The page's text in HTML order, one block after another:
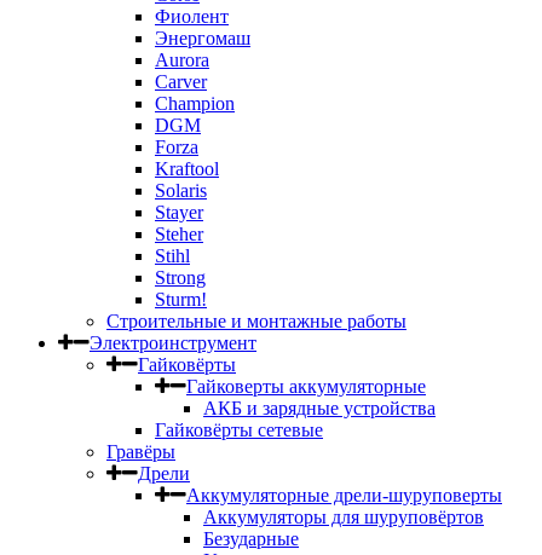
Фиолент
Энергомаш
Aurora
Carver
Champion
DGM
Forza
Kraftool
Solaris
Stayer
Steher
Stihl
Strong
Sturm!
Строительные и монтажные работы
Электроинструмент
Гайковёрты
Гайковерты аккумуляторные
АКБ и зарядные устройства
Гайковёрты сетевые
Гравёры
Дрели
Аккумуляторные дрели-шуруповерты
Аккумуляторы для шуруповёртов
Безударные